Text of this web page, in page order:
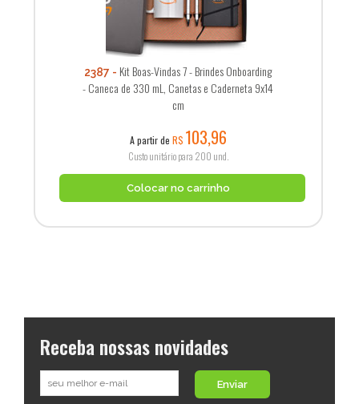
2387
Kit Boas-Vindas 7 - Brindes Onboarding
- Caneca de 330 mL, Canetas e Caderneta 9x14
cm
A partir de R$ 103,96
Custo unitário para 200 und.
Colocar no carrinho
Receba nossas novidades
Enviar